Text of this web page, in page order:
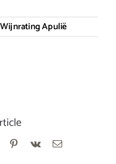
Wijnrating Apulië
Pinterest
Vk
E-